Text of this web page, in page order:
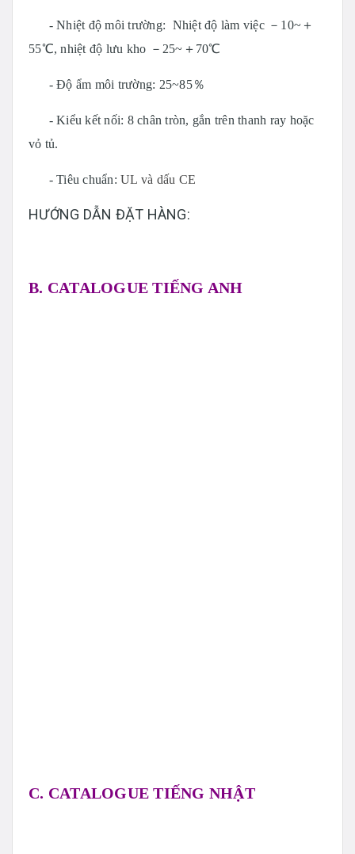
- Nhiệt độ môi trường: Nhiệt độ làm việc －10~＋
55℃, nhiệt độ lưu kho －25~＋70℃
- Độ ẩm môi trường: 25~85％
- Kiểu kết nối: 8 chân tròn, gắn trên thanh ray hoặc
vỏ tủ.
- Tiêu chuẩn: UL và dấu CE
HƯỚNG DẪN ĐẶT HÀNG:
B. CATALOGUE TIẾNG ANH
C. CATALOGUE TIẾNG NHẬT